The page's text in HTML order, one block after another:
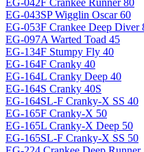
EG-042F Crankee Runner 80
EG-043SP Wigglin Oscar 60
EG-053F Crankee Deep Diver
EG-097A Warted Toad 45
EG-134F Stumpy Fly 40
EG-164F Cranky 40
EG-164L Cranky Deep 40
EG-164S Cranky 40S
EG-164SL-F Cranky-X SS 40
EG-165F Cranky-X 50
EG-165L Cranky-X Deep 50
EG-165SL-F Cranky-X SS 50